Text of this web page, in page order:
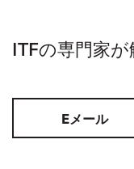
ITFの専門家
Eメール